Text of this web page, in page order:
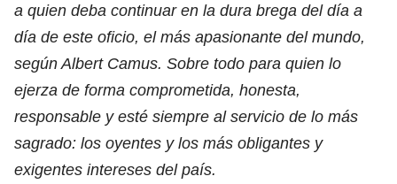
a quien deba continuar en la dura brega del día a
día de este oficio, el más apasionante del mundo,
según Albert Camus. Sobre todo para quien lo
ejerza de forma comprometida, honesta,
responsable y esté siempre al servicio de lo más
sagrado: los oyentes y los más obligantes y
exigentes intereses del país.